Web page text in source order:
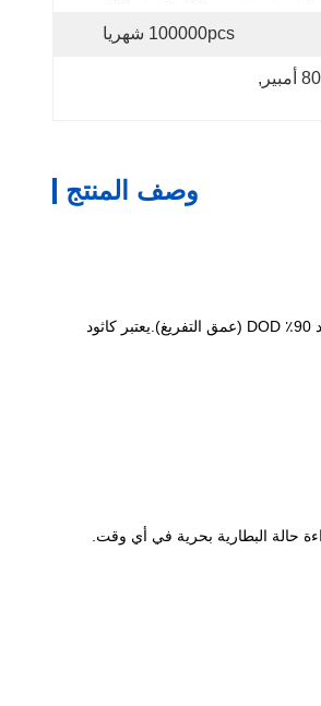
100000pcs شهريا
,
وصف المنتج
تقدم دورات شحن / تفريغ أعلى ، حوالي 3000 دورة عند 90٪ DOD (عمق التفريغ).يعتبر كاثود